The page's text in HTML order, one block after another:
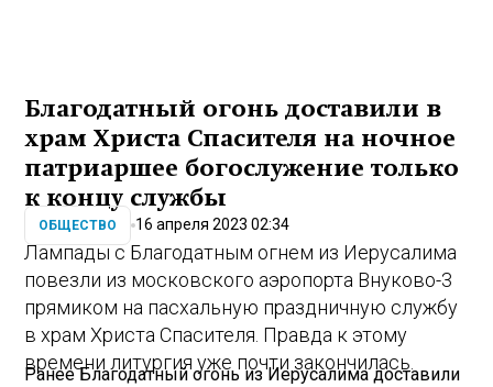
Благодатный огонь доставили в
храм Христа Спасителя на ночное
патриаршее богослужение только
к концу службы
ОБЩЕСТВО 16 апреля 2023 02:34
Лампады с Благодатным огнем из Иерусалима
повезли из московского аэропорта Внуково-3
прямиком на пасхальную праздничную службу
в храм Христа Спасителя. Правда к этому
времени литургия уже почти закончилась.
Ранее Благодатный огонь из Иерусалима доставили